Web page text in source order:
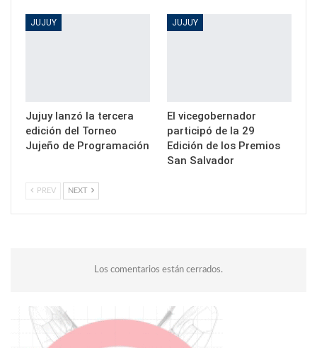
JUJUY
Jujuy lanzó la tercera
edición del Torneo
Jujeño de Programación
JUJUY
El vicegobernador
participó de la 29
Edición de los Premios
San Salvador
PREV NEXT
Los comentarios están cerrados.